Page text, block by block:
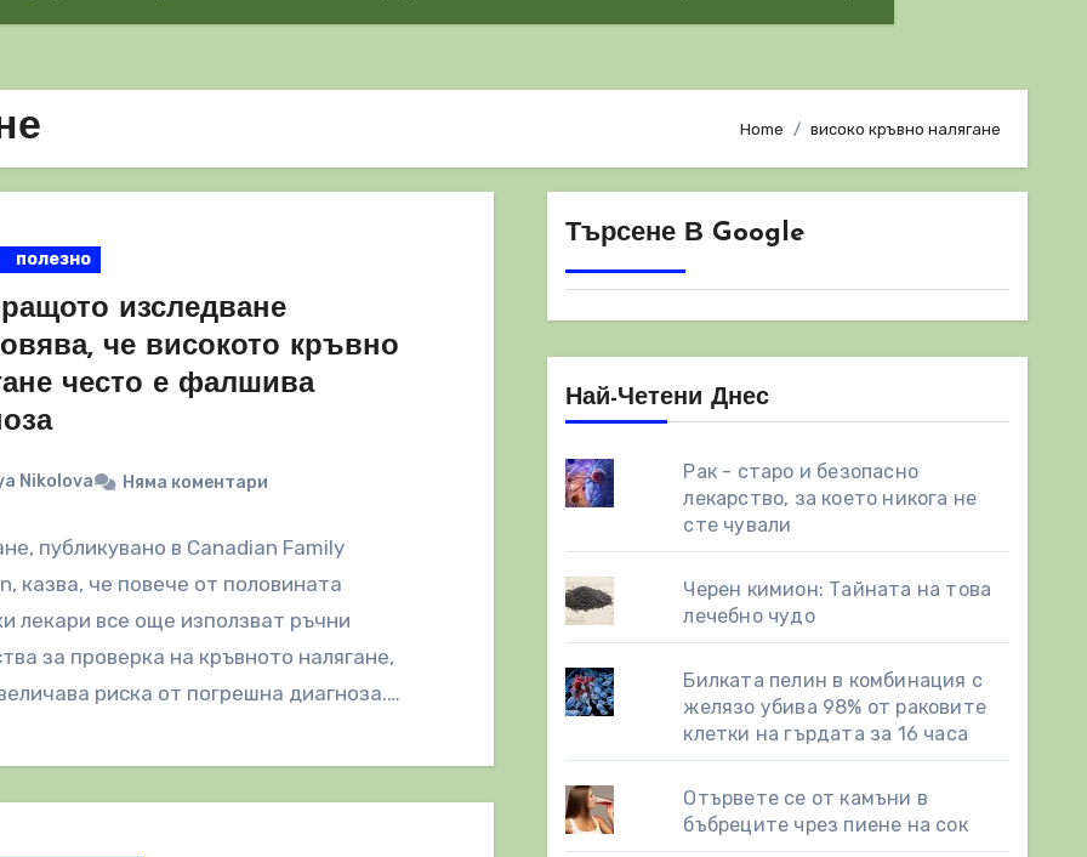
Home високо кръвно налягане
полезно
изследване
че високото кръвно
често е фалшива
Nikolova Няма коментари
публикувано в Canadian Family
казва, че повече от половината
лекари все още използват ръчни
за проверка на кръвното налягане,
риска от погрешна диагноза.
Търсене В Google
Най-Четени Днес
Рак - старо и безопасно
лекарство, за което никога не
сте чували
Черен кимион: Тайната на това
лечебно чудо
Билката пелин в комбинация с
желязо убива 98% от раковите
клетки на гърдата за 16 часа
Отървете се от камъни в
бъбреците чрез пиене на сок